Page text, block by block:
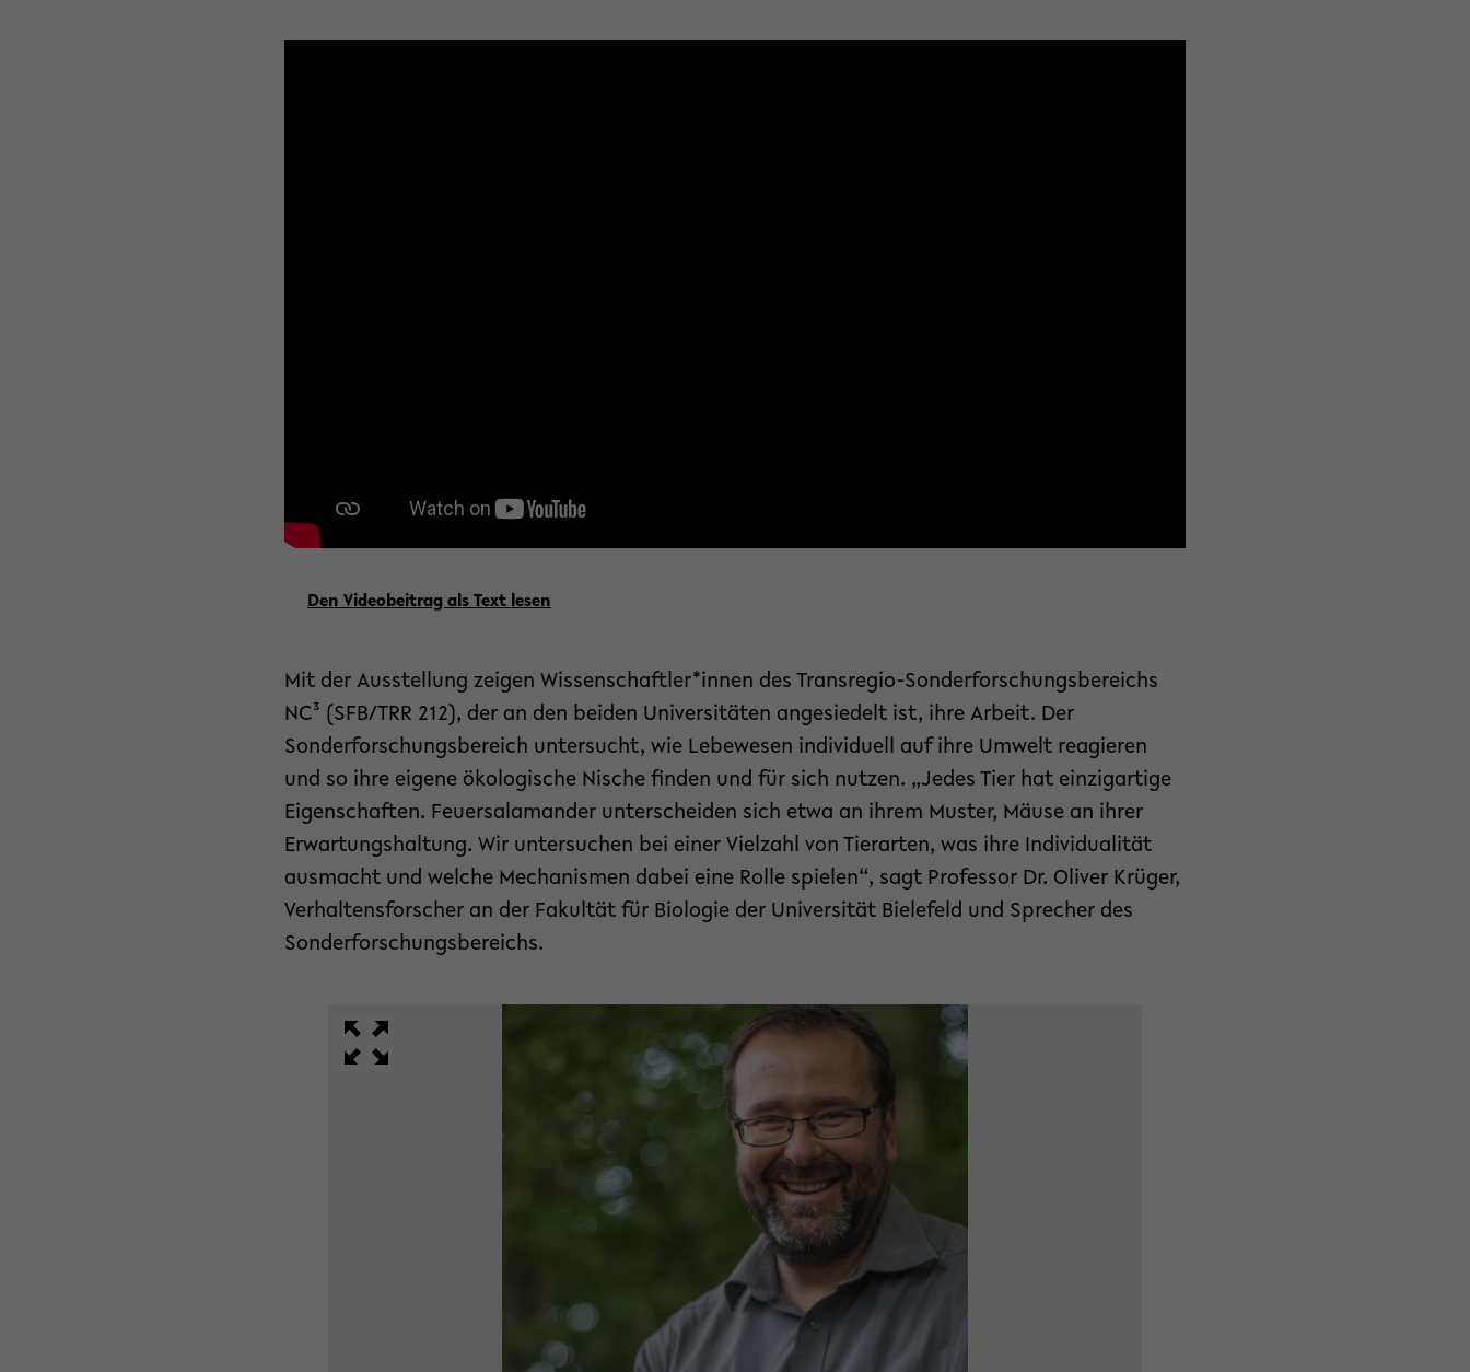
Den Videobeitrag als Text lesen
Mit der Ausstellung zeigen Wissenschaftler*innen des Transregio-Sonderforschungsbereichs
NC³ (SFB/TRR 212), der an den beiden Universitäten angesiedelt ist, ihre Arbeit. Der
Sonderforschungsbereich untersucht, wie Lebewesen individuell auf ihre Umwelt reagieren
und so ihre eigene ökologische Nische finden und für sich nutzen. „Jedes Tier hat einzigartige
Eigenschaften. Feuersalamander unterscheiden sich etwa an ihrem Muster, Mäuse an ihrer
Erwartungshaltung. Wir untersuchen bei einer Vielzahl von Tierarten, was ihre Individualität
ausmacht und welche Mechanismen dabei eine Rolle spielen“, sagt Professor Dr. Oliver Krüger,
Verhaltensforscher an der Fakultät für Biologie der Universität Bielefeld und Sprecher des
Sonderforschungsbereichs.